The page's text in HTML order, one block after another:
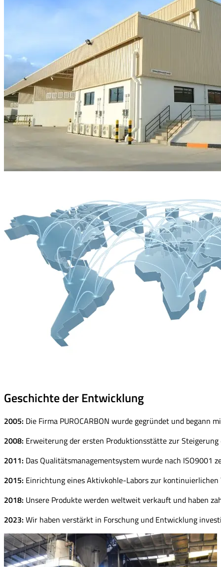
Geschichte der Entwicklung
2005: Die Firma PUROCARBON wurde gegründet und begann
2008: Erweiterung der ersten Produktionsstätte zur
2011: Das Qualitätsmanagementsystem wurde nach
2015: Einrichtung eines Aktivkohle-Labors zur
2018: Unsere Produkte werden weltweit verkauft und haben
2023: Wir haben verstärkt in Forschung und Entwicklung